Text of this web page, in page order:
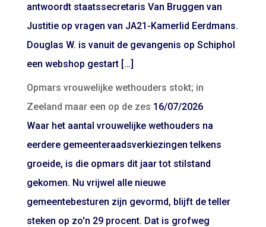
antwoordt staatssecretaris Van Bruggen van
Justitie op vragen van JA21-Kamerlid Eerdmans.
Douglas W. is vanuit de gevangenis op Schiphol
een webshop gestart […]
Opmars vrouwelijke wethouders stokt; in
Zeeland maar een op de zes 16/07/2026
Waar het aantal vrouwelijke wethouders na
eerdere gemeenteraadsverkiezingen telkens
groeide, is die opmars dit jaar tot stilstand
gekomen. Nu vrijwel alle nieuwe
gemeentebesturen zijn gevormd, blijft de teller
steken op zo'n 29 procent. Dat is grofweg